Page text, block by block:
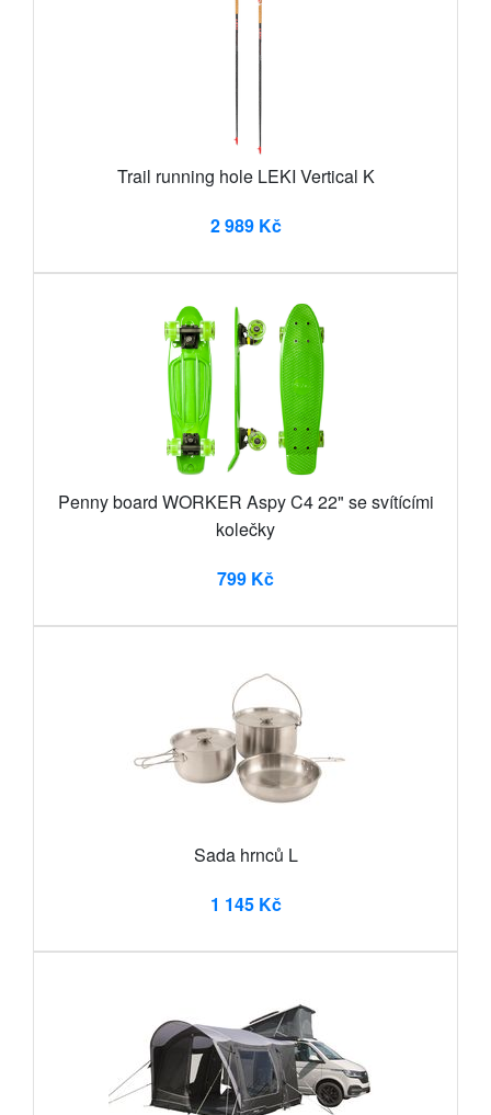
Trail running hole LEKI Vertical K
2 989 Kč
Penny board WORKER Aspy C4 22" se svítícími
kolečky
799 Kč
Sada hrnců L
1 145 Kč